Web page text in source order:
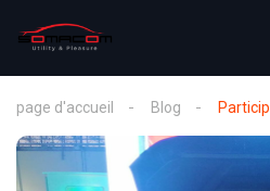
page d'accueil Blog